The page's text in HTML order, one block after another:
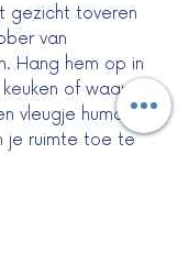
gezicht toveren
van
Hang hem op in
of waar
vleugje humor
je ruimte toe te